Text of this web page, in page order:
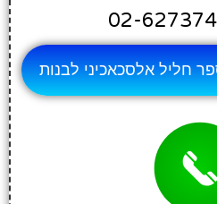
חליל אלסכאכיני לבנות